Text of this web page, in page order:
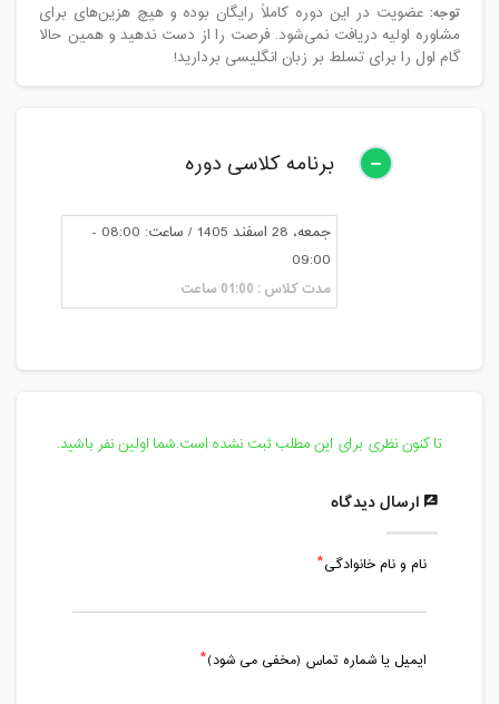
توجه: عضویت در این دوره کاملاً رایگان بوده و هیچ هزین‌های برای
مشاوره اولیه دریافت نمی‌شود. فرصت را از دست ندهید و همین حالا
گام اول را برای تسلط بر زبان انگلیسی بردارید!
برنامه کلاسی دوره
جمعه، 28 اسفند 1405 / ساعت: 08:00 -
09:00
مدت کلاس : 01:00 ساعت
تا کنون نظری برای این مطلب ثبت نشده است.شما اولین نفر باشید.
ارسال دیدگاه
نام و نام خانوادگی
ایمیل یا شماره تماس (مخفی می شود)